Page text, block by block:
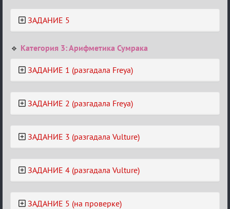
ЗАДАНИЕ 5
🔹 Категория 3: Арифметика Сумрака
ЗАДАНИЕ 1 (разгадала Freya)
ЗАДАНИЕ 2 (разгадала Freya)
ЗАДАНИЕ 3 (разгадала Vulture)
ЗАДАНИЕ 4 (разгадала Vulture)
ЗАДАНИЕ 5 (на проверке)